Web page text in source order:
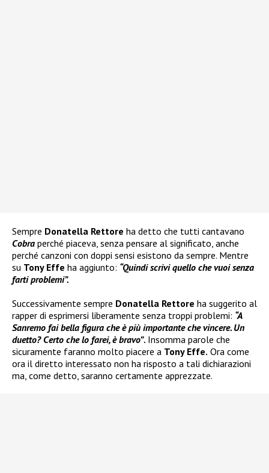
Sempre Donatella Rettore ha detto che tutti cantavano
Cobra perché piaceva, senza pensare al significato, anche
perché canzoni con doppi sensi esistono da sempre. Mentre
su Tony Effe ha aggiunto: “Quindi scrivi quello che vuoi senza
farti problemi”.
Successivamente sempre Donatella Rettore ha suggerito al
rapper di esprimersi liberamente senza troppi problemi: “A
Sanremo fai bella figura che è più importante che vincere. Un
duetto? Certo che lo farei, è bravo”. Insomma parole che
sicuramente faranno molto piacere a Tony Effe. Ora come
ora il diretto interessato non ha risposto a tali dichiarazioni
ma, come detto, saranno certamente apprezzate.